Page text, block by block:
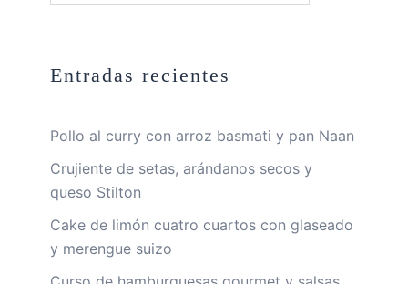
Entradas recientes
Pollo al curry con arroz basmati y pan Naan
Crujiente de setas, arándanos secos y
queso Stilton
Cake de limón cuatro cuartos con glaseado
y merengue suizo